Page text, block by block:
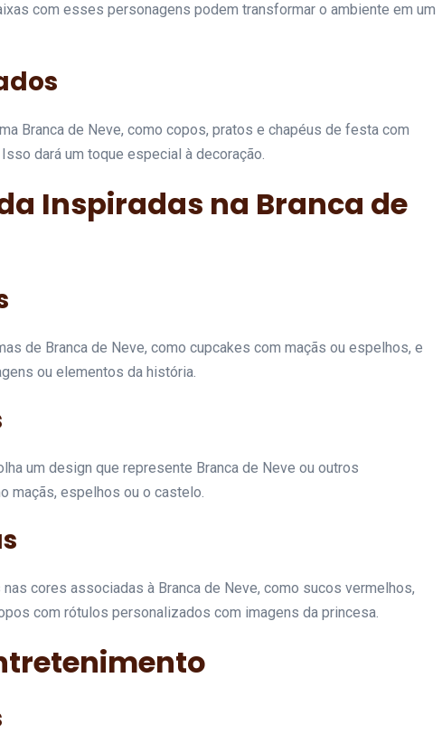
com esses personagens podem transformar o ambiente em um
Branca de Neve, como copos, pratos e chapéus de festa com
dará um toque especial à decoração.
Inspiradas na Branca de
de Branca de Neve, como cupcakes com maçãs ou espelhos, e
ou elementos da história.
um design que represente Branca de Neve ou outros
maçãs, espelhos ou o castelo.
cores associadas à Branca de Neve, como sucos vermelhos,
com rótulos personalizados com imagens da princesa.
07 de junho de 2024